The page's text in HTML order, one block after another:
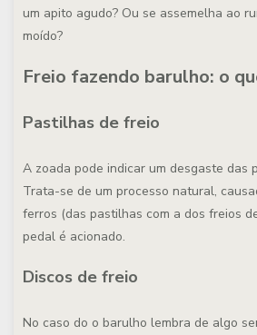
um apito agudo? Ou se assemelha ao
moído?
Freio fazendo barulho: o
Pastilhas de freio
A zoada pode indicar um desgaste das
Trata-se de um processo natural,
ferros (das pastilhas com a dos freios
pedal é acionado.
Discos de freio
No caso do o barulho lembra de algo